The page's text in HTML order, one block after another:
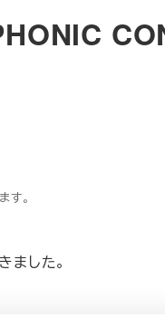
す。
ました。